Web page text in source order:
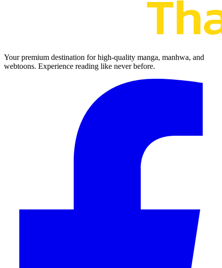
Your premium destination for high-quality manga, manhwa, and
webtoons. Experience reading like never before.